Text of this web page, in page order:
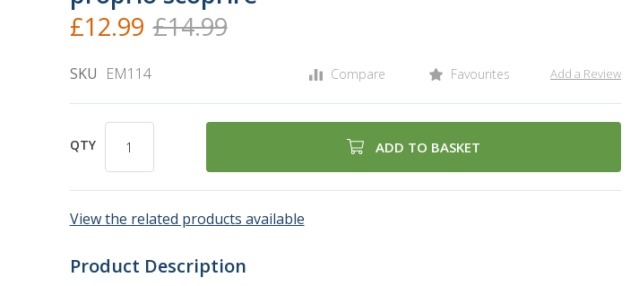
£12.99 £14.99
SKU EM114 Compare Favourites Add a Review
QTY ADD TO BASKET
View the related products available
Product Description